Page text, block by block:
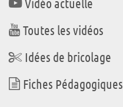
Toutes les vidéos
Idées de bricolage
Fiches Pédagogiques